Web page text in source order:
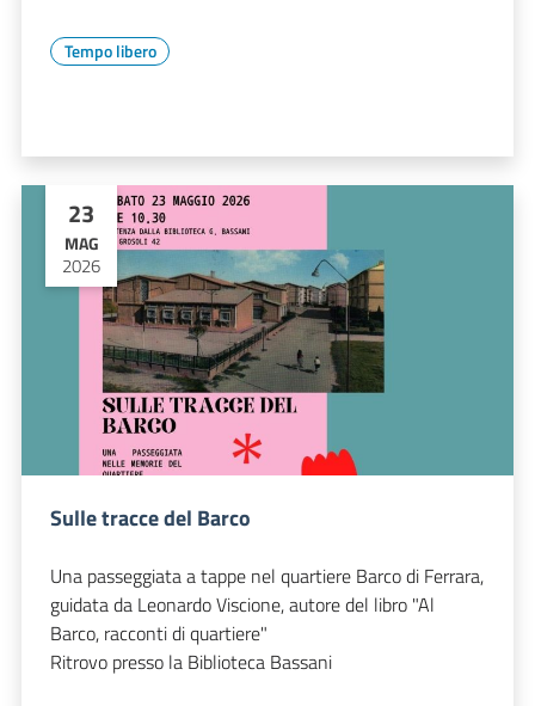
Tempo libero
23
MAG
2026
Sulle tracce del Barco
Una passeggiata a tappe nel quartiere Barco di Ferrara,
guidata da Leonardo Viscione, autore del libro "Al
Barco, racconti di quartiere"
Ritrovo presso la Biblioteca Bassani